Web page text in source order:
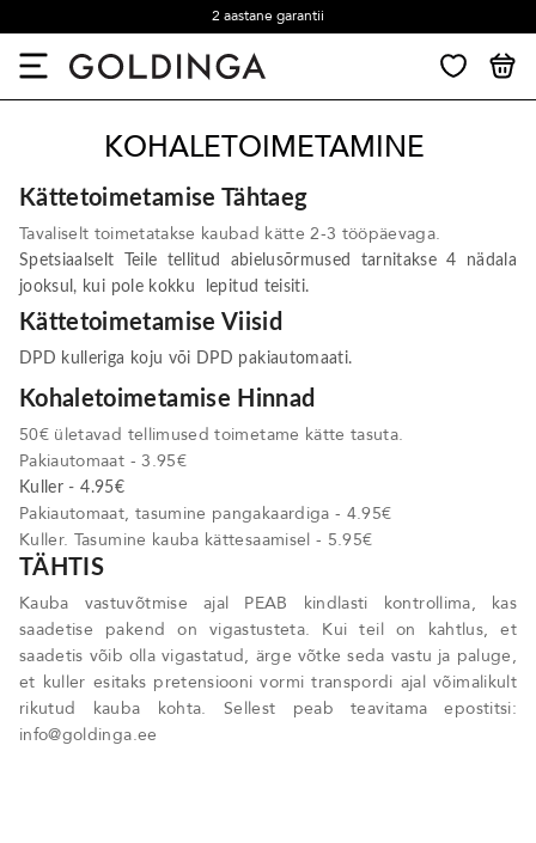
2 aastane garantii
KOHALETOIMETAMINE
Kättetoimetamise Tähtaeg
Tavaliselt toimetatakse kaubad kätte 2-3 tööpäevaga.
Spetsiaalselt Teile tellitud abielusõrmused tarnitakse 4 nädala
jooksul, kui pole kokku lepitud teisiti.
Kättetoimetamise Viisid
DPD kulleriga koju või DPD pakiautomaati.
Kohaletoimetamise Hinnad
50€ ületavad tellimused toimetame kätte tasuta.
Pakiautomaat - 3.95€
Kuller - 4.95€
Pakiautomaat, tasumine pangakaardiga - 4.95€
Kuller. Tasumine kauba kättesaamisel - 5.95€
TÄHTIS
Kauba vastuvõtmise ajal PEAB kindlasti kontrollima, kas
saadetise pakend on vigastusteta. Kui teil on kahtlus, et
saadetis võib olla vigastatud, ärge võtke seda vastu ja paluge,
et kuller esitaks pretensiooni vormi transpordi ajal võimalikult
rikutud kauba kohta. Sellest peab teavitama epostitsi:
info@goldinga.ee